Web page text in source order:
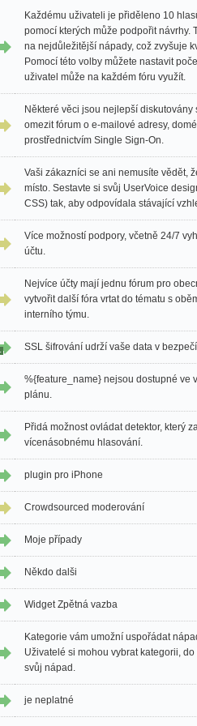
Každému uživateli je přiděleno 10
pomocí kterých může podpořit návrhy.
na nejdůležitější nápady, což zvyšuje
Pomocí této volby můžete nastavit
uživatel může na každém fóru využít.
Některé věci jsou nejlepší diskutovány
omezit fórum o e-mailové adresy,
prostřednictvím Single Sign-On.
Vaši zákazníci se ani nemusíte vědět,
místo. Sestavte si svůj UserVoice
CSS) tak, aby odpovídala stávající
Více možností podpory, včetně 24/7
účtu.
Nejvíce účty mají jednu fórum pro
vytvořit další fóra vrtat do tématu s
interního týmu.
SSL šifrování udrží vaše data v
%{feature_name} nejsou dostupné ve
plánu.
Přidá možnost ovládat detektor, který
vícenásobnému hlasování.
plugin pro iPhone
Crowdsourced moderování
Moje případy
Někdo dalši
Widget Zpětná vazba
Kategorie vám umožní uspořádat
Uživatelé si mohou vybrat kategorii,
svůj nápad.
je neplatné